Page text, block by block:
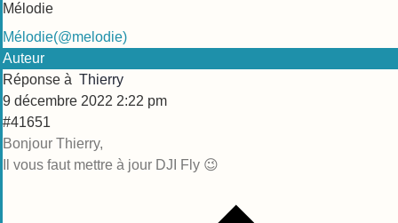
Mélodie(@melodie)
Auteur
Réponse à Thierry
9 décembre 2022 2:22 pm
#41651
Bonjour Thierry,
Il vous faut mettre à jour DJI Fly 😉